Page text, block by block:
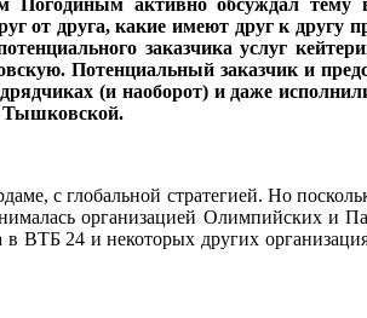
активно обсуждал тему
от друга, какие имеют друг к другу
заказчика услуг
Потенциальный заказчик и
(и наоборот) и даже
Тышковской.
с глобальной стратегией. Но
организацией Олимпийских и
ВТБ 24 и некоторых других